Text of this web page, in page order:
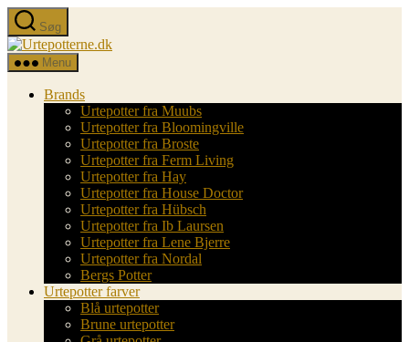
Spring
til
indholdet
Søg
Urtepotterne.dk
Menu
Brands
Urtepotter fra Muubs
Urtepotter fra Bloomingville
Urtepotter fra Broste
Urtepotter fra Ferm Living
Urtepotter fra Hay
Urtepotter fra House Doctor
Urtepotter fra Hübsch
Urtepotter fra Ib Laursen
Urtepotter fra Lene Bjerre
Urtepotter fra Nordal
Bergs Potter
Urtepotter farver
Blå urtepotter
Brune urtepotter